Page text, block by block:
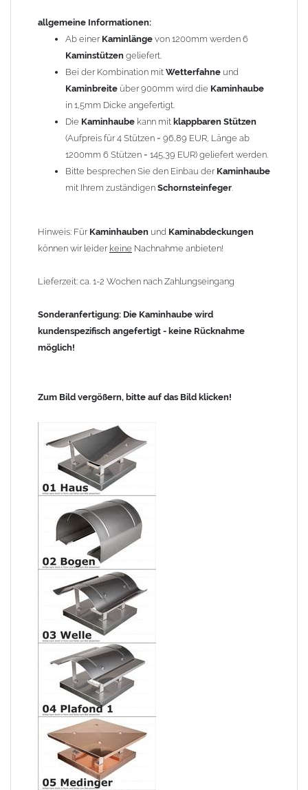
allgemeine Informationen:
Ab einer Kaminlänge von 1200mm werden 6
Kaminstützen geliefert.
Bei der Kombination mit Wetterfahne und
Kaminbreite über 900mm wird die Kaminhaube
in 1,5mm Dicke angefertigt.
Die Kaminhaube kann mit klappbaren Stützen
(Aufpreis für 4 Stützen = 96,89 EUR, Länge ab
1200mm 6 Stützen = 145,39 EUR) geliefert werden.
Bitte besprechen Sie den Einbau der Kaminhaube
mit Ihrem zuständigen Schornsteinfeger.
Hinweis: Für Kaminhauben und Kaminabdeckungen
können wir leider keine Nachnahme anbieten!
Lieferzeit: ca. 1-2 Wochen nach Zahlungseingang
Sonderanfertigung: Die Kaminhaube wird
kundenspezifisch angefertigt - keine Rücknahme
möglich!
Zum Bild vergößern, bitte auf das Bild klicken!